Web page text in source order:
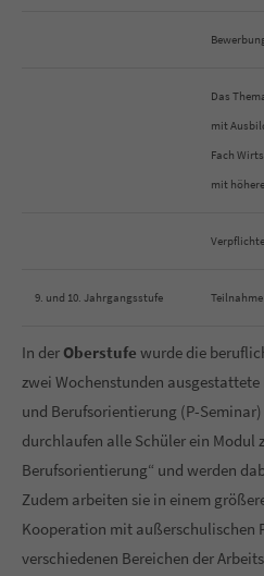
Das
mit
Fach
mit
9. und 10. Jahrgangsstufe
In der Oberstufe wurde die
zwei Wochenstunden
und Berufsorientierung (P-
durchlaufen alle Schüler ein Modul
Berufsorientierung“ und werden
Zudem arbeiten sie in einem
Kooperation mit außerschulischen
verschiedenen Bereichen der